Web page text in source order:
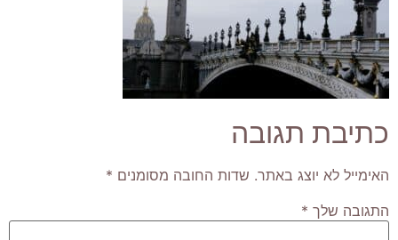
כתיבת תגובה
האימייל לא יוצג באתר. שדות החובה מסומנים *
התגובה שלך *